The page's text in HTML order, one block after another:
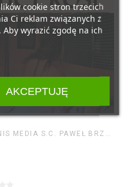
cookie stron trzecich
Ci reklam związanych z
wyrazić zgodę na ich
AKCEPTUJĘ